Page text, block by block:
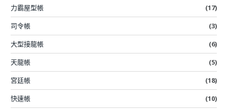
力霸屋型帳
(17)
司令帳
(3)
大型接龍帳
(6)
天龍帳
(5)
宮廷帳
(18)
快速帳
(10)